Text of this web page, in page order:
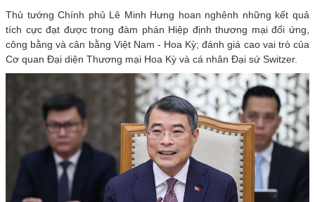
Thủ tướng Chính phủ Lê Minh Hưng hoan nghênh những kết quả
tích cực đạt được trong đàm phán Hiệp định thương mại đối ứng,
công bằng và cân bằng Việt Nam - Hoa Kỳ; đánh giá cao vai trò của
Cơ quan Đại diện Thương mại Hoa Kỳ và cá nhân Đại sứ Switzer.